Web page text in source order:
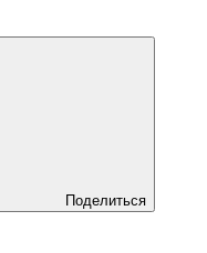
Поделиться